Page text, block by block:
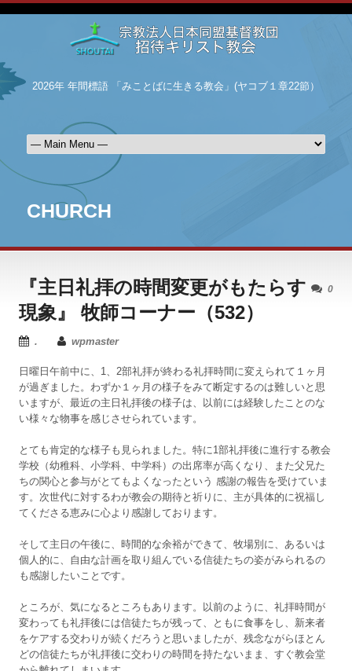
2026年 年間標語 「みことばに生きる教会」(ヤコブ１章22節）
CHURCH
0
『主日礼拝の時間変更がもたらす
現象』 牧師コーナー（532）
. wpmaster
日曜日午前中に、1、2部礼拝が終わる礼拝時間に変えられて１ヶ月
が過ぎました。わずか１ヶ月の様子をみて断定するのは難しいと思
いますが、最近の主日礼拝後の様子は、以前には経験したことのな
い様々な物事を感じさせられています。
とても肯定的な様子も見られました。特に1部礼拝後に進行する教会
学校（幼稚科、小学科、中学科）の出席率が高くなり、また父兄た
ちの関心と参与がとてもよくなったという 感謝の報告を受けていま
す。次世代に対するわが教会の期待と祈りに、主が具体的に祝福し
てくださる恵みに心より感謝しております。
そして主日の午後に、時間的な余裕ができて、牧場別に、あるいは
個人的に、自由な計画を取り組んでいる信徒たちの姿がみられるの
も感謝したいことです。
ところが、気になるところもあります。以前のように、礼拝時間が
変わっても礼拝後には信徒たちが残って、ともに食事をし、新来者
をケアする交わりが続くだろうと思いましたが、残念ながらほとん
どの信徒たちが礼拝後に交わりの時間を持たないまま、すぐ教会堂